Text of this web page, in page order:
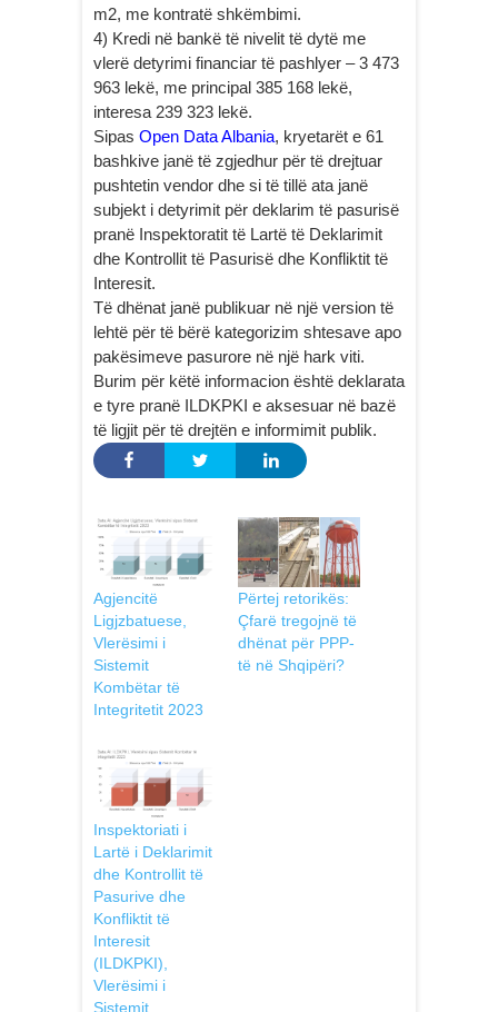
m2, me kontratë shkëmbimi.
4) Kredi në bankë të nivelit të dytë me
vlerë detyrimi financiar të pashlyer – 3 473
963 lekë, me principal 385 168 lekë,
interesa 239 323 lekë.
Sipas Open Data Albania, kryetarët e 61
bashkive janë të zgjedhur për të drejtuar
pushtetin vendor dhe si të tillë ata janë
subjekt i detyrimit për deklarim të pasurisë
pranë Inspektoratit të Lartë të Deklarimit
dhe Kontrollit të Pasurisë dhe Konfliktit të
Interesit.
Të dhënat janë publikuar në një version të
lehtë për të bërë kategorizim shtesave apo
pakësimeve pasurore në një hark viti.
Burim për këtë informacion është deklarata
e tyre pranë ILDKPKI e aksesuar në bazë
të ligjit për të drejtën e informimit publik.
Agjencitë
Ligjzbatuese,
Vlerësimi i
Sistemit
Kombëtar të
Integritetit 2023
Përtej retorikës:
Çfarë tregojnë të
dhënat për PPP-
të në Shqipëri?
Inspektoriati i
Lartë i Deklarimit
dhe Kontrollit të
Pasurive dhe
Konfliktit të
Interesit
(ILDKPKI),
Vlerësimi i
Sistemit